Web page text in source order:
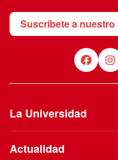
Suscríbete a nuestro
La Universidad
Actualidad